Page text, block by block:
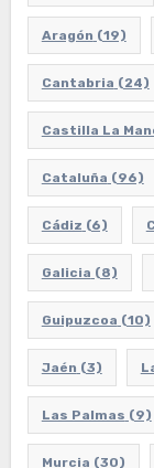
Aragón (19)
Cantabria (24)
Castilla La
Cataluña (96)
Cádiz (6)
Galicia (8)
Guipuzcoa (10)
Jaén (3)
Las Palmas (9)
Murcia (30)